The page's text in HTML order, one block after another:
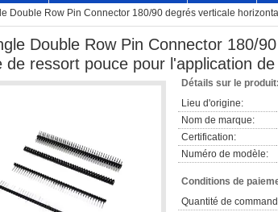
Double Row Pin Connector 180/90 degrés verticale
Double Row Pin Connector 180/
de ressort pouce pour l'application
Détails sur le produit:
Lieu d'origine:
Nom de marque:
Certification:
Numéro de modèle:
Conditions de
Quantité de